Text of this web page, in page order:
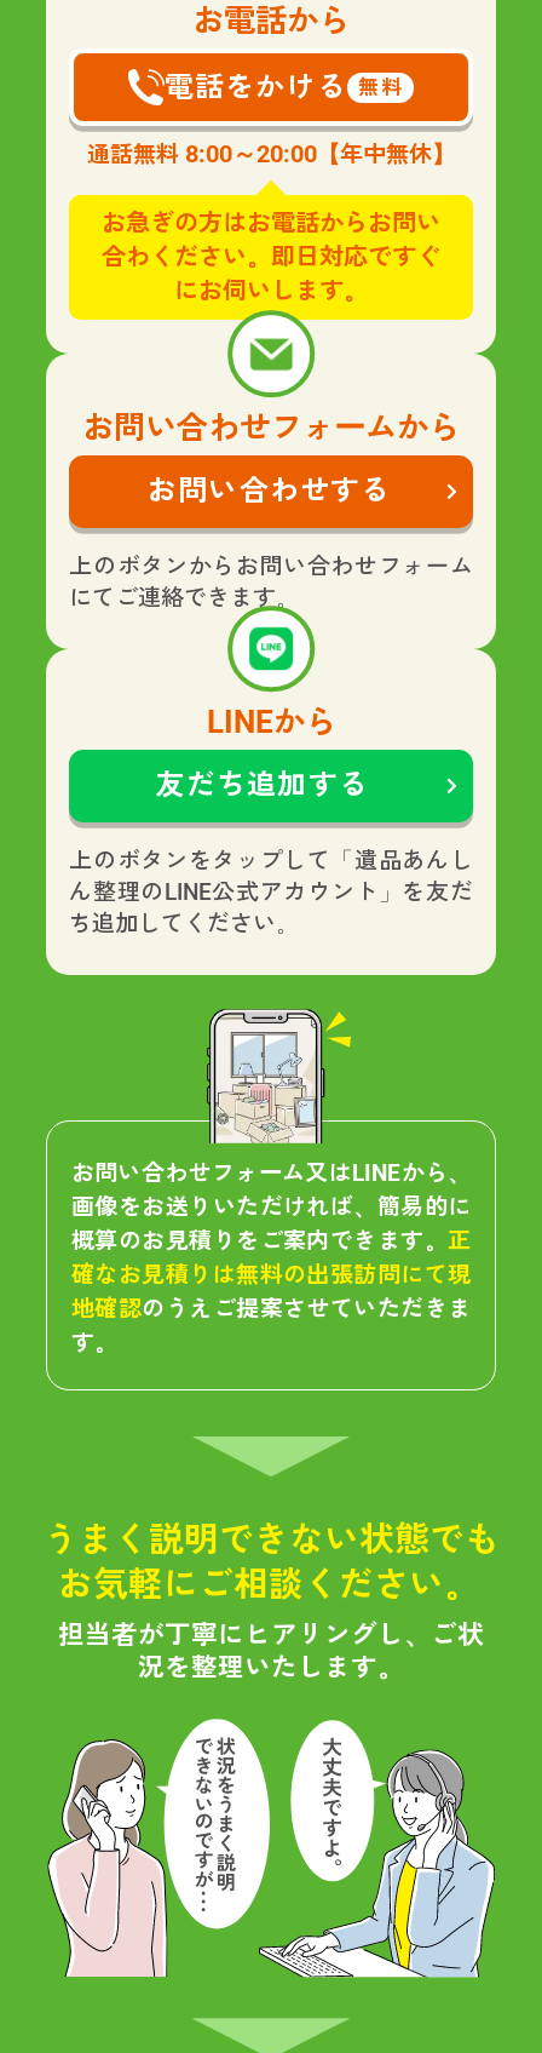
お電話から
電話をかける 無料
通話無料 8:00～20:00 【年中無休】
お急ぎの方はお電話からお問い
合わください。即日対応ですぐ
にお伺いします。
お問い合わせフォームから
お問い合わせする
上のボタンからお問い合わせフォーム
にてご連絡できます。
LINEから
友だち追加する
上のボタンをタップして「遺品あんし
ん整理のLINE公式アカウント」を友だ
ち追加してください。
お問い合わせフォーム又はLINEから、
画像をお送りいただければ、簡易的に
概算のお見積りをご案内できます。 正
確なお見積りは無料の出張訪問にて現
地確認のうえご提案させていただきま
す。
うまく説明できない状態でも
お気軽にご相談ください。
担当者が丁寧にヒアリングし、ご状
況を整理いたします。